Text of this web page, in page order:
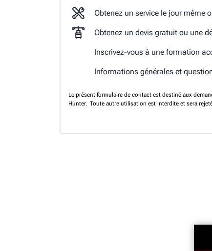
Obtenez un service le jour même
Obtenez un devis gratuit ou une
Inscrivez-vous à une formation
Informations générales et
Le présent formulaire de contact est destiné aux
Hunter. Toute autre utilisation est interdite et sera